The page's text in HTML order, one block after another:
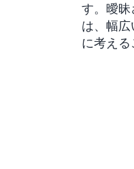
す。曖
は、幅
に考える